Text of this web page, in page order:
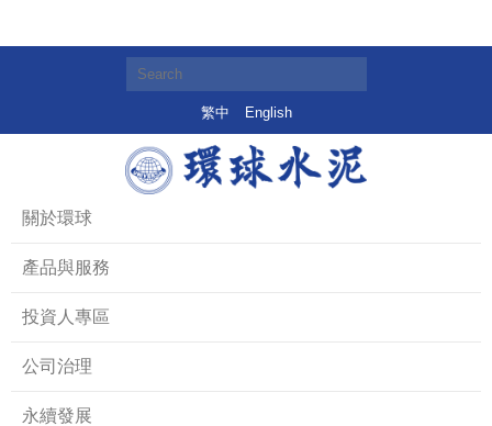
繁中 English
關於環球
產品與服務
投資人專區
公司治理
永續發展